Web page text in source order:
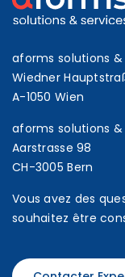
aforms solutions &
Wiedner
A-1050 Wien
aforms solutions &
Aarstrasse 98
CH-3005 Bern
Vous avez des
souhaitez être